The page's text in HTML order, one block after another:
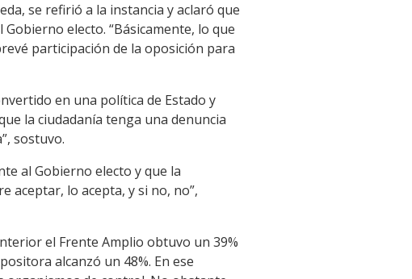
se refirió a la instancia y aclaró que
electo. “Básicamente, lo que
participación de la oposición para
en una política de Estado y
la ciudadanía tenga una denuncia
sostuvo.
al Gobierno electo y que la
aceptar, lo acepta, y si no, no”,
el Frente Amplio obtuvo un 39%
alcanzó un 48%. En ese